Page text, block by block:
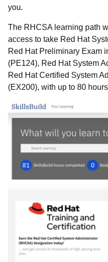
you.
The RHCSA learning path
access to take Red Hat
Red Hat Preliminary Exam
(PE124), Red Hat System
Red Hat Certified System
(EX200), with up to 80